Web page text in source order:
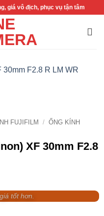
giá vô địch, phục vụ tận tâm
FUJIFILM / ỐNG KÍNH
XF 30mm F2.8
tốt hơn.